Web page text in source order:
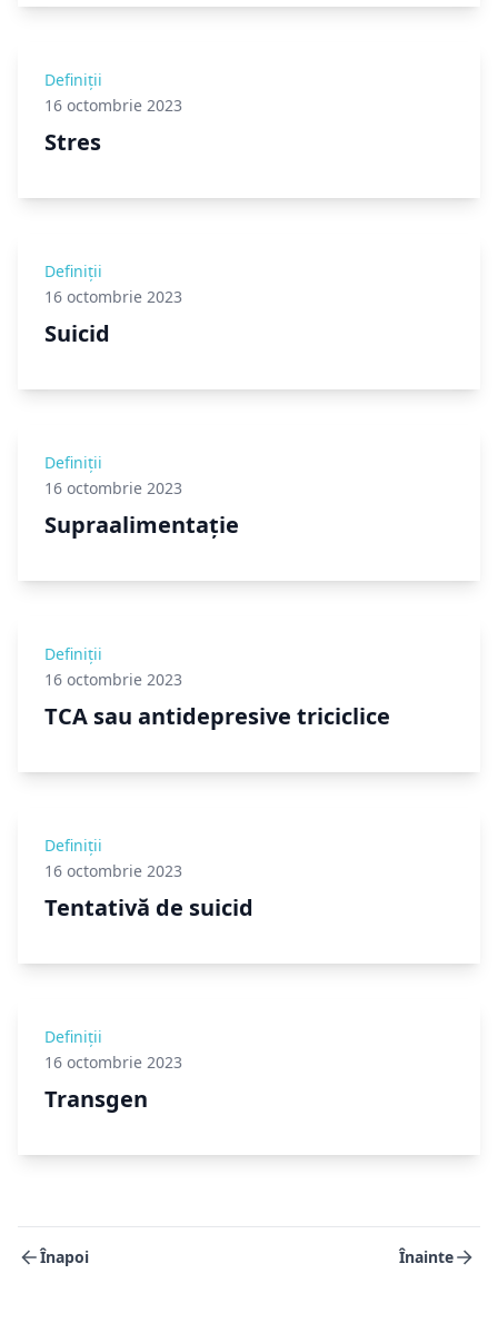
Definiții
16 octombrie 2023
Stres
Definiții
16 octombrie 2023
Suicid
Definiții
16 octombrie 2023
Supraalimentație
Definiții
16 octombrie 2023
TCA sau antidepresive triciclice
Definiții
16 octombrie 2023
Tentativă de suicid
Definiții
16 octombrie 2023
Transgen
Înapoi Înainte